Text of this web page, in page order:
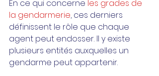
En ce qui concerne les grades de
la gendarmerie, ces derniers
définissent le rôle que chaque
agent peut endosser. Il y existe
plusieurs entités auxquelles un
gendarme peut appartenir.